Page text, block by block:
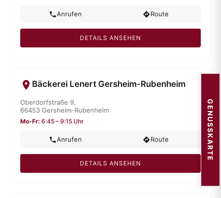
Anrufen Route
DETAILS ANSEHEN
Bäckerei Lenert Gersheim-Rubenheim
Oberdorfstraße 9,
66453 Gersheim-Rubenheim
Mo-Fr: 6:45 – 9:15 Uhr
Anrufen Route
DETAILS ANSEHEN
GENUSSKARTE